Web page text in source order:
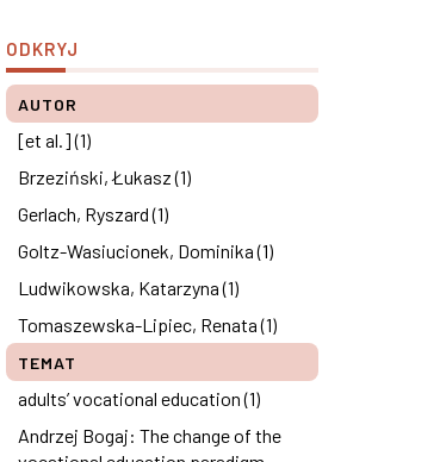
ODKRYJ
AUTOR
[et al.] (1)
Brzeziński, Łukasz (1)
Gerlach, Ryszard (1)
Goltz-Wasiucionek, Dominika (1)
Ludwikowska, Katarzyna (1)
Tomaszewska-Lipiec, Renata (1)
TEMAT
adults’ vocational education (1)
Andrzej Bogaj: The change of the